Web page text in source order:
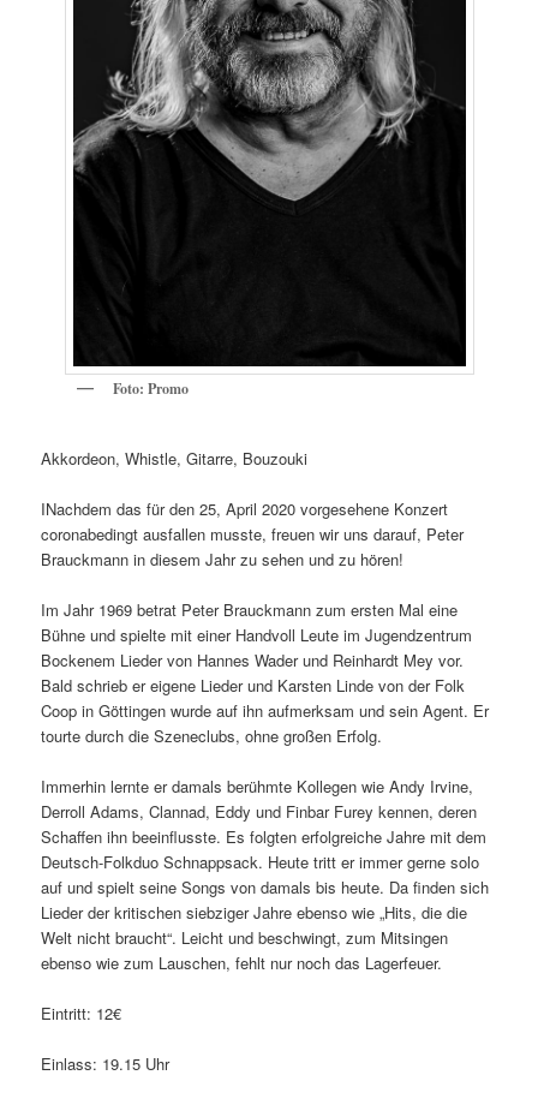
Foto: Promo
Akkordeon, Whistle, Gitarre, Bouzouki
INachdem das für den 25, April 2020 vorgesehene Konzert
coronabedingt ausfallen musste, freuen wir uns darauf, Peter
Brauckmann in diesem Jahr zu sehen und zu hören!
Im Jahr 1969 betrat Peter Brauckmann zum ersten Mal eine
Bühne und spielte mit einer Handvoll Leute im Jugendzentrum
Bockenem Lieder von Hannes Wader und Reinhardt Mey vor.
Bald schrieb er eigene Lieder und Karsten Linde von der Folk
Coop in Göttingen wurde auf ihn aufmerksam und sein Agent. Er
tourte durch die Szeneclubs, ohne großen Erfolg.
Immerhin lernte er damals berühmte Kollegen wie Andy Irvine,
Derroll Adams, Clannad, Eddy und Finbar Furey kennen, deren
Schaffen ihn beeinflusste. Es folgten erfolgreiche Jahre mit dem
Deutsch-Folkduo Schnappsack. Heute tritt er immer gerne solo
auf und spielt seine Songs von damals bis heute. Da finden sich
Lieder der kritischen siebziger Jahre ebenso wie „Hits, die die
Welt nicht braucht“. Leicht und beschwingt, zum Mitsingen
ebenso wie zum Lauschen, fehlt nur noch das Lagerfeuer.
Eintritt: 12€
Einlass: 19.15 Uhr